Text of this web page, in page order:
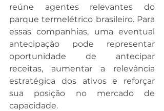
reúne agentes relevantes do
parque termelétrico brasileiro. Para
essas companhias, uma eventual
antecipação pode representar
oportunidade de antecipar
receitas, aumentar a relevância
estratégica dos ativos e reforçar
sua posição no mercado de
capacidade.